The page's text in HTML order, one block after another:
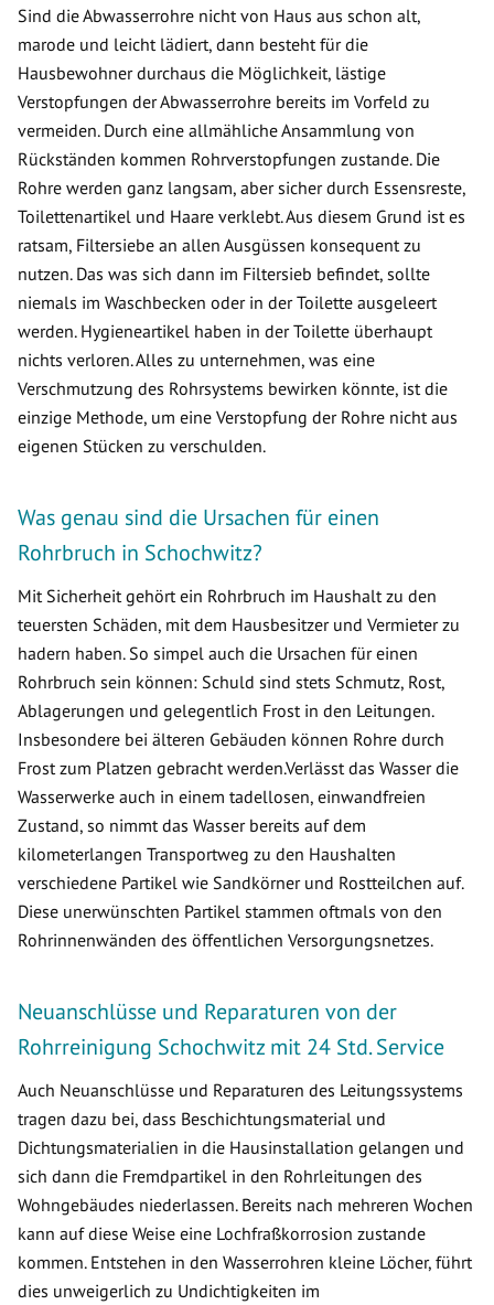
Sind die Abwasserrohre nicht von Haus aus schon alt,
marode und leicht lädiert, dann besteht für die
Hausbewohner durchaus die Möglichkeit, lästige
Verstopfungen der Abwasserrohre bereits im Vorfeld zu
vermeiden. Durch eine allmähliche Ansammlung von
Rückständen kommen Rohrverstopfungen zustande. Die
Rohre werden ganz langsam, aber sicher durch Essensreste,
Toilettenartikel und Haare verklebt. Aus diesem Grund ist es
ratsam, Filtersiebe an allen Ausgüssen konsequent zu
nutzen. Das was sich dann im Filtersieb befindet, sollte
niemals im Waschbecken oder in der Toilette ausgeleert
werden. Hygieneartikel haben in der Toilette überhaupt
nichts verloren. Alles zu unternehmen, was eine
Verschmutzung des Rohrsystems bewirken könnte, ist die
einzige Methode, um eine Verstopfung der Rohre nicht aus
eigenen Stücken zu verschulden.
Was genau sind die Ursachen für einen
Rohrbruch in Schochwitz?
Mit Sicherheit gehört ein Rohrbruch im Haushalt zu den
teuersten Schäden, mit dem Hausbesitzer und Vermieter zu
hadern haben. So simpel auch die Ursachen für einen
Rohrbruch sein können: Schuld sind stets Schmutz, Rost,
Ablagerungen und gelegentlich Frost in den Leitungen.
Insbesondere bei älteren Gebäuden können Rohre durch
Frost zum Platzen gebracht werden.Verlässt das Wasser die
Wasserwerke auch in einem tadellosen, einwandfreien
Zustand, so nimmt das Wasser bereits auf dem
kilometerlangen Transportweg zu den Haushalten
verschiedene Partikel wie Sandkörner und Rostteilchen auf.
Diese unerwünschten Partikel stammen oftmals von den
Rohrinnenwänden des öffentlichen Versorgungsnetzes.
Neuanschlüsse und Reparaturen von der
Rohrreinigung Schochwitz mit 24 Std. Service
Auch Neuanschlüsse und Reparaturen des Leitungssystems
tragen dazu bei, dass Beschichtungsmaterial und
Dichtungsmaterialien in die Hausinstallation gelangen und
sich dann die Fremdpartikel in den Rohrleitungen des
Wohngebäudes niederlassen. Bereits nach mehreren Wochen
kann auf diese Weise eine Lochfraßkorrosion zustande
kommen. Entstehen in den Wasserrohren kleine Löcher, führt
dies unweigerlich zu Undichtigkeiten im